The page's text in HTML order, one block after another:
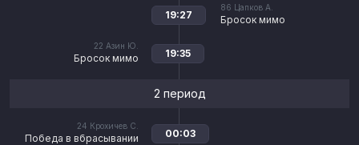
86 Цапков А.
Бросок мимо
19:27
22 Азин Ю.
Бросок мимо 19:35
2 период
24 Крохичев С.
Победа в вбрасывании 00:03